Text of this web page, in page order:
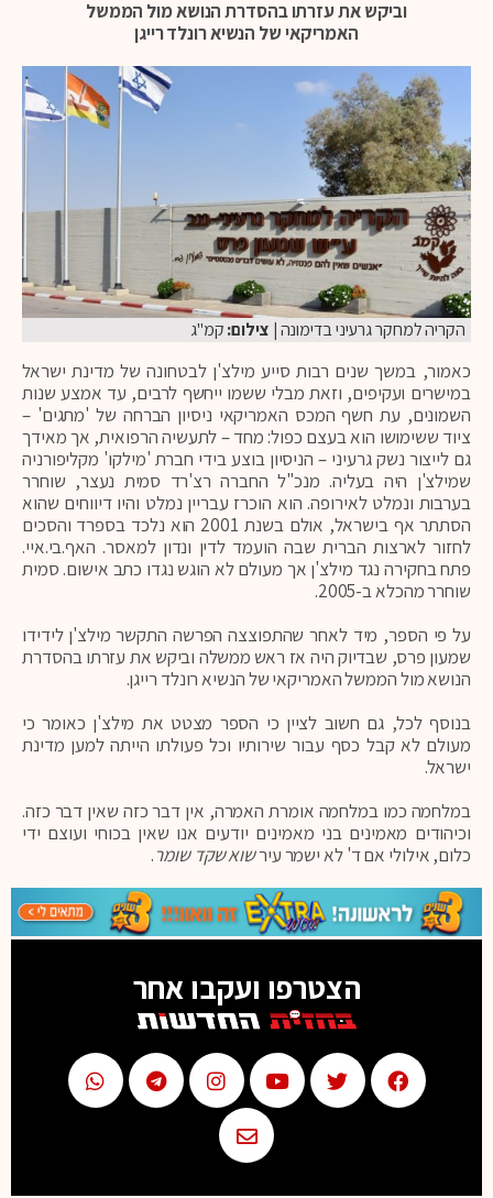
וביקש את עזרתו בהסדרת הנושא מול הממשל
האמריקאי של הנשיא רונלד רייגן
הקריה למחקר גרעיני בדימונה| צילום:קמ"ג
כאמור, במשך שנים רבות סייע מילצ'ן לבטחונה של מדינת ישראל
במישרים ועקיפים, וזאת מבלי ששמו ייחשף לרבים, עד אמצע שנות
השמונים, עת חשף המכס האמריקאי ניסיון הברחה של 'מתגים' –
ציוד ששימושו הוא בעצם כפול: מחד – לתעשיה הרפואית, אך מאידך
גם לייצור נשק גרעיני – הניסיון בוצע בידי חברת 'מילקו' מקליפורניה
שמילצ'ן היה בעליה. מנכ"ל החברה רצ'רד סמית נעצר, שוחרר
בערבות ונמלט לאירופה. הוא הוכרז עבריין נמלט והיו דיווחים שהוא
הסתתר אף בישראל, אולם בשנת 2001 הוא נלכד בספרד והסכים
לחזור לארצות הברית שבה הועמד לדין ונדון למאסר. האף.בי.איי.
פתח בחקירה נגד מילצ'ן אך מעולם לא הוגש נגדו כתב אישום. סמית
שוחרר מהכלא ב-2005.
על פי הספר, מיד לאחר שהתפוצצה הפרשה התקשר מילצ'ן לידידו
שמעון פרס, שבדיוק היה אז ראש ממשלה וביקש את עזרתו בהסדרת
הנושא מול הממשל האמריקאי של הנשיא רונלד רייגן.
בנוסף לכל, גם חשוב לציין כי הספר מצטט את מילצ'ן כאומר כי
מעולם לא קבל כסף עבור שירותיו וכל פעולתו הייתה למען מדינת
ישראל.
במלחמה כמו במלחמה אומרת האמרה, אין דבר כזה שאין דבר כזה.
וכיהודים מאמינים בני מאמינים יודעים אנו שאין בכוחי ועוצם ידי
כלום, אילולי אם ד' לא ישמר עירשוא שקד שומר.
הצטרפו ועקבו אחר